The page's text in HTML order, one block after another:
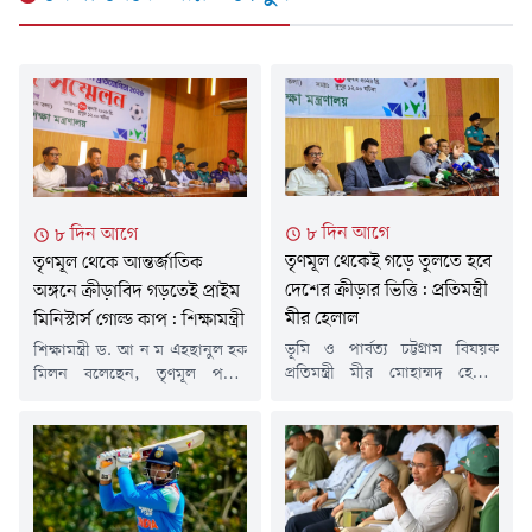
৮ দিন আগে
তৃণমূল থেকে আন্তর্জাতিক
অঙ্গনে ক্রীড়াবিদ গড়তেই প্রাইম
মিনিস্টার্স গোল্ড কাপ: শিক্ষামন্ত্রী
শিক্ষামন্ত্রী ড. আ ন ম এহছানুল হক
মিলন বলেছেন, তৃণমূল পর্যায়
বাংলাদেশকে আন্তর্জাতিক অঙ্গনে
প্রতিষ্ঠিত করার লক্ষ্যেই প্রাইম
মিনিস্টার্স গোল্ড কাপ টুর্নামেন্ট
আয়োজন করা হচ্ছে। শিক্ষা ও
খেলাধুলার সমন্বয়ের মাধ্যমে সুস্থ,
৮ দিন আগে
তৃণমূল থেকেই গড়ে তুলতে হবে
দেশের ক্রীড়ার ভিত্তি: প্রতিমন্ত্রী
মীর হেলাল
ভূমি ও পার্বত্য চট্টগ্রাম বিষয়ক
প্রতিমন্ত্রী মীর মোহাম্মদ হেলাল
ভিত্তি যেমন শক্ত না হলে সেটি
টেকসই হয় না, তেমনি দেশের
ক্রীড়াঙ্গনের উন্নয়নেও তৃণমূল পর্যায়
থেকে প্রতিভা গড়ে তোলার বিকল্প
নেই।বৃহস্পতিবার (৩০ জুলাই)